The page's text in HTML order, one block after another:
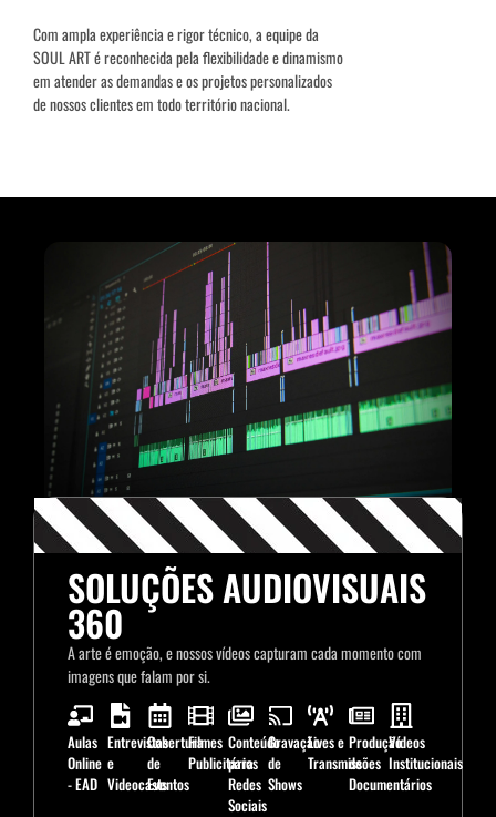
Com ampla experiência e rigor técnico, a equipe da
SOUL ART é reconhecida pela flexibilidade e dinamismo
em atender as demandas e os projetos personalizados
de nossos clientes em todo território nacional.
SOLUÇÕES AUDIOVISUAIS
360
A arte é emoção, e nossos vídeos capturam cada momento com
imagens que falam por si.
Aulas
Online
- EAD
Entrevistas
e
Videocasts
Cobertura
de
Eventos
Filmes
Publicitários
Conteúdo
para
Redes
Sociais
Gravação
de
Shows
Lives e
Transmissões
Produção
de
Documentários
Vídeos
Institucionais